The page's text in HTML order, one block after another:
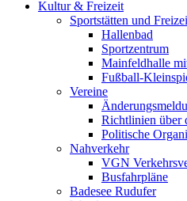
Kultur & Freizeit
Sportstätten und
Hallenbad
Sportzentrum
Mainfeldhalle
Fußball-
Vereine
Richtlinien über
Politische
Nahverkehr
VGN
Busfahrpläne
Badesee Rudufer